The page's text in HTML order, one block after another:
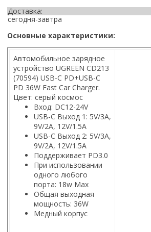
Доставка:
сегодня-завтра
Основные характеристики:
Автомобильное зарядное
устройство UGREEN CD213
(70594) USB-C PD+USB-C
PD 36W Fast Car Charger.
Цвет: серый космос
Вход: DC12-24V
USB-C Выход 1: 5V/3A,
9V/2A, 12V/1.5A
USB-C Выход 2: 5V/3A,
9V/2A, 12V/1.5A
Поддерживает PD3.0
При использовании
одного любого
порта: 18w Max
Общая выходная
мощность: 36W
Медный корпус